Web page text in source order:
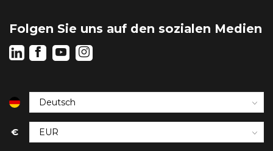
Folgen Sie uns auf den sozialen Medien
€